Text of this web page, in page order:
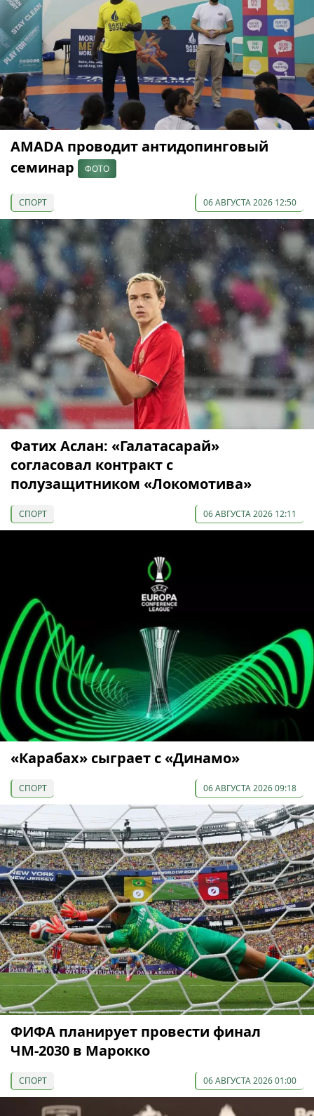
AMADA проводит антидопинговый
семинар
ФОТО
СПОРТ 06 АВГУСТА 2026 12:50
Фатих Аслан: «Галатасарай»
согласовал контракт с
полузащитником «Локомотива»
СПОРТ 06 АВГУСТА 2026 12:11
«Карабах» сыграет с «Динамо»
СПОРТ 06 АВГУСТА 2026 09:18
ФИФА планирует провести финал
ЧМ-2030 в Марокко
СПОРТ 06 АВГУСТА 2026 01:00